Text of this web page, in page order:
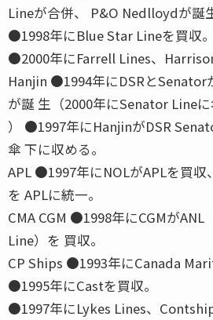
Lineが合併、 P&O Nedlloydが誕
●1998年にBlue Star Lineを買収。
●2000年にFarrell Lines、
Hanjin ●1994年にDSRとSenator
が誕 生（2000年にSenator Lineに
） ●1997年にHanjinがDSR
傘 下に収める。
APL ●1997年にNOLがAPLを買収
を APLに統一。
CMA CGM ●1998年にCGMが
Line）を 買収。
CP Ships ●1993年にCanada
●1995年にCastを買収。
●1997年にLykes Lines、